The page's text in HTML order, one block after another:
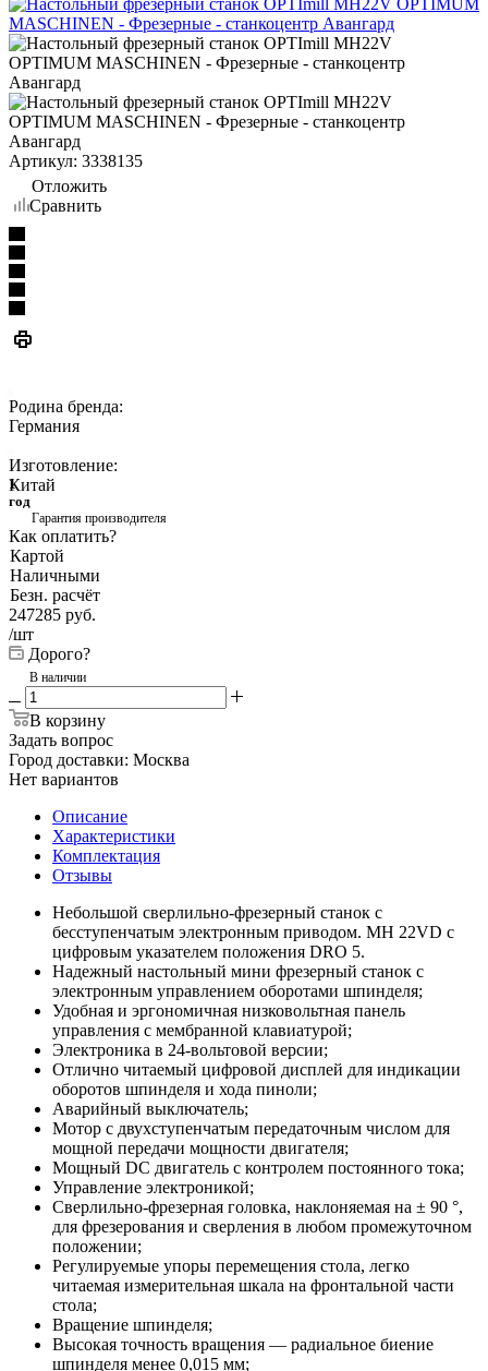
Артикул: 3338135
Отложить
Сравнить
Родина бренда:
Германия
Изготовление:
Китай
1
год
Гарантия производителя
Как оплатить?
Картой
Наличными
Безн. расчёт
247285 руб.
/шт
Дорого?
В наличии
В корзину
Задать вопрос
Город доставки: Москва
Нет вариантов
Описание
Характеристики
Комплектация
Отзывы
Небольшой сверлильно-фрезерный станок с
бесступенчатым электронным приводом. MH 22VD с
цифровым указателем положения DRO 5.
Надежный настольный мини фрезерный станок с
электронным управлением оборотами шпинделя;
Удобная и эргономичная низковольтная панель
управления с мембранной клавиатурой;
Электроника в 24-вольтовой версии;
Отлично читаемый цифровой дисплей для индикации
оборотов шпинделя и хода пиноли;
Аварийный выключатель;
Мотор с двухступенчатым передаточным числом для
мощной передачи мощности двигателя;
Мощный DC двигатель с контролем постоянного тока;
Управление электроникой;
Сверлильно-фрезерная головка, наклоняемая на ± 90 °,
для фрезерования и сверления в любом промежуточном
положении;
Регулируемые упоры перемещения стола, легко
читаемая измерительная шкала на фронтальной части
стола;
Вращение шпинделя;
Высокая точность вращения — радиальное биение
шпинделя менее 0,015 мм;